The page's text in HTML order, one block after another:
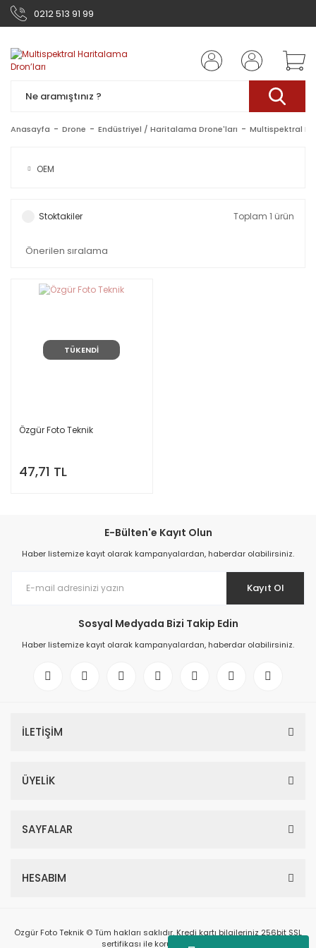
0212 513 91 99
Anasayfa Drone Endüstriyel / Haritalama Drone'ları Multispektral
OEM
Stoktakiler Toplam 1 ürün
TÜKENDİ
Özgür Foto Teknik
47,71 TL
E-Bülten'e Kayıt Olun
Haber listemize kayıt olarak kampanyalardan, haberdar olabilirsiniz.
Kayıt Ol
Sosyal Medyada Bizi Takip Edin
Haber listemize kayıt olarak kampanyalardan, haberdar olabilirsiniz.
İLETİŞİM
ÜYELİK
SAYFALAR
HESABIM
Özgür Foto Teknik © Tüm hakları saklıdır. Kredi kartı bilgileriniz 256bit SSL
sertifikası ile korunmaktadır.